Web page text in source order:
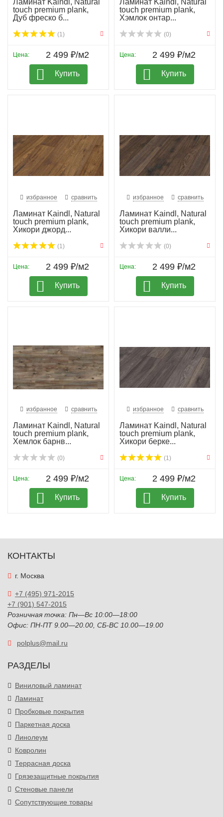
Ламинат Kaindl, Natural
touch premium plank,
Дуб фреско б...
(1)
Цена: 2 499 ₽/м2
Купить
Ламинат Kaindl, Natural
touch premium plank,
Хэмлок онтар...
(0)
Цена: 2 499 ₽/м2
Купить
избранное сравнить
Ламинат Kaindl, Natural
touch premium plank,
Хикори джорд...
(1)
Цена: 2 499 ₽/м2
Купить
избранное сравнить
Ламинат Kaindl, Natural
touch premium plank,
Хикори валли...
(0)
Цена: 2 499 ₽/м2
Купить
избранное сравнить
Ламинат Kaindl, Natural
touch premium plank,
Хемлок барнв...
(0)
Цена: 2 499 ₽/м2
Купить
избранное сравнить
Ламинат Kaindl, Natural
touch premium plank,
Хикори берке...
(1)
Цена: 2 499 ₽/м2
Купить
КОНТАКТЫ
г. Москва
+7 (495) 971-2015
+7 (901) 547-2015
Розничная точка: Пн—Вс 10:00—18:00
Офис: ПН-ПТ 9.00—20.00, СБ-ВС 10.00—19.00
polplus@mail.ru
РАЗДЕЛЫ
Виниловый ламинат
Ламинат
Пробковые покрытия
Паркетная доска
Линолеум
Ковролин
Террасная доска
Грязезащитные покрытия
Стеновые панели
Сопутствующие товары